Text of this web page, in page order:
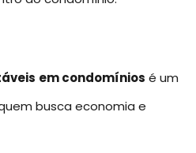
em condomínios é um
busca economia e